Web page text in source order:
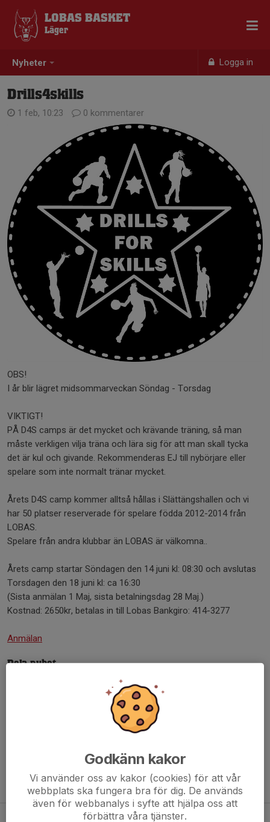
Nyheter Logga in
LOBAS BASKET
Läger
Drills4skills
1 feb, 10:23 0 kommentarer
OBS!
I år blir lägret midsommarveckan Söndag - Torsdag
VIKTIGT!
PÅ D4S camps är det mycket och krävande träning, så man
måste verkligen vilja träna och lära sig för att man skall tycka
det är kul och givande. Rekommenderas EJ till nybörjare eller
spelare som inte normalt tränar mycket.
Årets D4S camp kommer alltså hållas i Slättängshallen och vi
har 50 platser reserverade för spelare födda 2012-2014 från
LOBAS.
Spelare från andra klubbar än LOBAS är välkomna..
Årets camp startar Söndagen den 14 juni kl: 08:30 och avslutas
Torsdagen den 18 juni kl: ca 16:30
(Sista anmälan 1 Maj, sista betalningsdag 28 Maj.)
Kostnad: 2650kr, betalas in till Lobas Bankgiro: 414-3277
Anmälan
Dela nyhet
Tidigare nyheter
Melvins AFS Summer Camp
Godkänn kakor
Vi använder oss av kakor (cookies) för att vår
webbplats ska fungera bra för dig. De används
även för webbanalys i syfte att hjälpa oss att
förbättra våra tjänster.